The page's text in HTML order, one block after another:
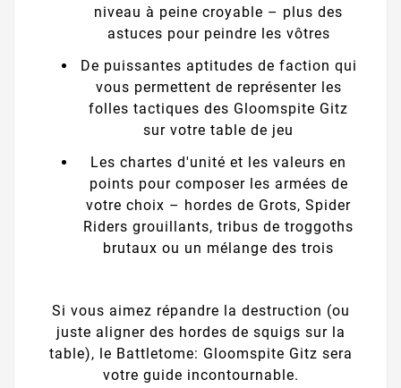
niveau à peine croyable – plus des
astuces pour peindre les vôtres
De puissantes aptitudes de faction qui
vous permettent de représenter les
folles tactiques des Gloomspite Gitz
sur votre table de jeu
Les chartes d'unité et les valeurs en
points pour composer les armées de
votre choix – hordes de Grots, Spider
Riders grouillants, tribus de troggoths
brutaux ou un mélange des trois
Si vous aimez répandre la destruction (ou
juste aligner des hordes de squigs sur la
table), le Battletome: Gloomspite Gitz sera
votre guide incontournable.